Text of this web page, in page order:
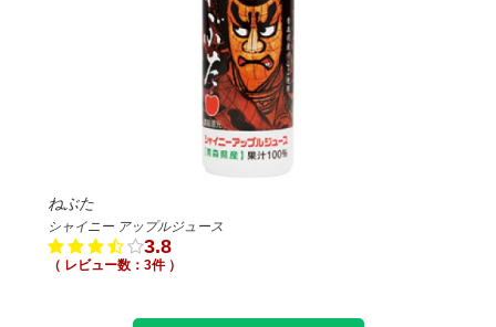
ねぶた
シャイニー アップルジュース
3.8
（ レビュー数：3件 ）